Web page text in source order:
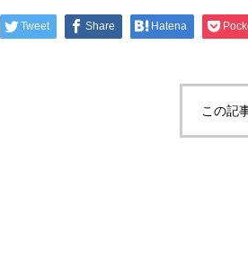
Tweet Share Hatena
この記